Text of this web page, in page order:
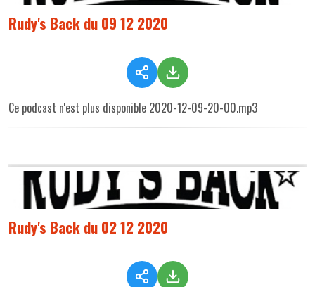
Rudy's Back du 09 12 2020
Ce podcast n'est plus disponible 2020-12-09-20-00.mp3
Rudy's Back du 02 12 2020